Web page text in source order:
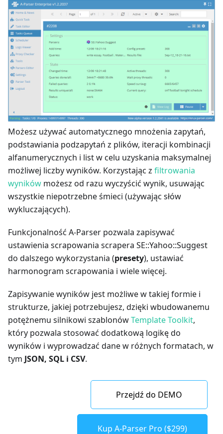
Możesz używać automatycznego mnożenia zapytań,
podstawiania podzapytań z plików, iteracji kombinacji
alfanumerycznych i list w celu uzyskania maksymalnej
możliwej liczby wyników. Korzystając z filtrowania
wyników możesz od razu wyczyścić wynik, usuwając
wszystkie niepotrzebne śmieci (używając słów
wykluczających).
Funkcjonalność A-Parser pozwala zapisywać
ustawienia scrapowania scrapera SE::Yahoo::Suggest
do dalszego wykorzystania (presety), ustawiać
harmonogram scrapowania i wiele więcej.
Zapisywanie wyników jest możliwe w takiej formie i
strukturze, jakiej potrzebujesz, dzięki wbudowanemu
potężnemu silnikowi szablonówTemplate Toolkit,
który pozwala stosować dodatkową logikę do
wyników i wyprowadzać dane w różnych formatach, w
tym JSON, SQL i CSV.
Przejdź do DEMO
Kup A-Parser Pro ($299)